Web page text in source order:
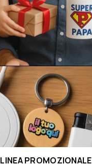
LINEA PROMOZIONALE